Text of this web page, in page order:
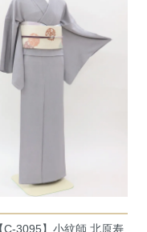
C-3095】小紋師 北原寿